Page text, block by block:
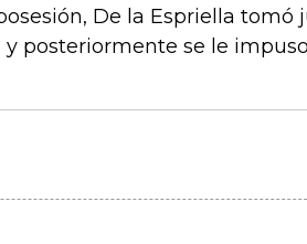
De la Espriella tomó
posteriormente se le